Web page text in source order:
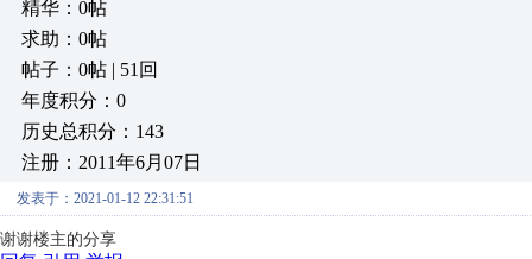
精华：0帖
求助：0帖
帖子：0帖 | 51回
年度积分：0
历史总积分：143
注册：2011年6月07日
发表于：2021-01-12 22:31:51
谢谢楼主的分享